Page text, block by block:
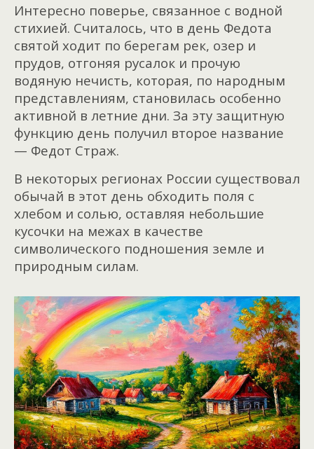
Интересно поверье, связанное с водной
стихией. Считалось, что в день Федота
святой ходит по берегам рек, озер и
прудов, отгоняя русалок и прочую
водяную нечисть, которая, по народным
представлениям, становилась особенно
активной в летние дни. За эту защитную
функцию день получил второе название
— Федот Страж.
В некоторых регионах России существовал
обычай в этот день обходить поля с
хлебом и солью, оставляя небольшие
кусочки на межах в качестве
символического подношения земле и
природным силам.